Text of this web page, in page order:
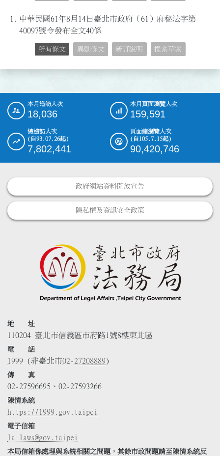
1.
中華民國61年8月14日臺北市政府（61）府秘法字第
40097號令發布全文40條
所有條文 異動條文 新訂說明 提案草案
::: 本月造訪人次
18,036
本月頁面瀏覽人次
159,591
總造訪人次
(自93.07.26起)
7,802,441
頁面總瀏覽人次
(自105.7.15起)
90,420,746
政府網站資料開放宣告
隱私權及資訊安全政策
地 址
110204 臺北市信義區市府路1號8樓東北區
電 話
1999 (非臺北市02-27208889)
傳 真
02-27596695、02-27593266
陳情系統
https://1999.gov.taipei
電子信箱
la_laws@gov.taipei
本局信箱係處理與系統相關之問題，其餘市政問題請至陳情系統反